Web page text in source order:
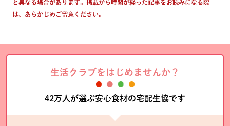
と異なる場合があります。掲載から時間が経った記事をお読みになる際
は、あらかじめご留意ください。
生活クラブをはじめませんか？
42万人が選ぶ安心食材の宅配生協です